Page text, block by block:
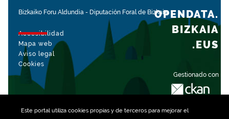
Este portal utiliza cookiespropias y de terceros para mejorar el
Bizkaiko Foru Aldundia - Diputación Foral de Bizkaia
Accesibilidad
Mapa web
Aviso legal
Cookies
Gestionado con
OPENDATA.
BIZKAIA
.EUS